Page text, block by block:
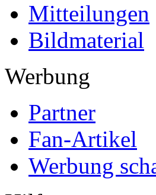
Mitteilungen
Bildmaterial
Werbung
Partner
Fan-Artikel
Werbung